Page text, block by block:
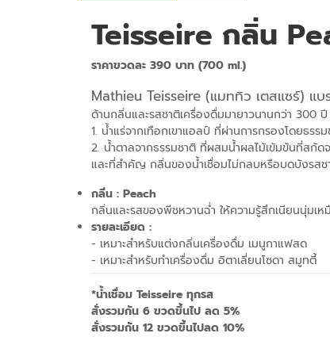
Teisseire กลิ่น
ราคาขวดละ 390 บาท (700 ml.)
Mathieu Teisseire (แมททิว เตสแซร์) แบ
ด้านกลิ่นและรสชาติเครื่องดื่มมายาวนานกว่า
1. น้ำแร่จากเทือกเขาแอลป์ ที่ผ่านการกรองโดยธร
2. น้ำตาลจากธรรมชาติ ที่ผสมน้ำผลไม้เข้มข้นที่สกั
และที่สำคัญ กลิ่นของน้ำเชื่อมไม่กลบหรือบดบังรส
กลิ่น : Peach
กลิ่นและรสของพีชหวานฉ่ำ ให้ความรู้สึกเนียนนุ่ม
รายละเอียด :
- เหมาะสำหรับแต่งกลิ่นเครื่องดื่ม เมนูกาแฟสด
- เหมาะสำหรับทำเครื่องดื่ม อิตาเลี่ยนโซดา สมูทตี้
*น้ำเชื่อม Teisseire ทุกรส
สั่งรวมกัน 6 ขวดขึ้นไป ลด 5%
สั่งรวมกัน 12 ขวดขึ้นไปลด 10%